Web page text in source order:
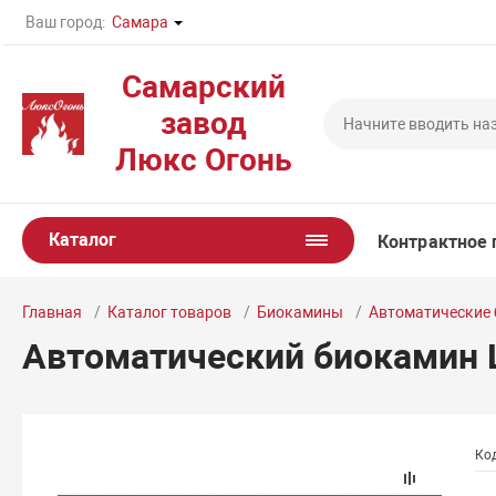
Ваш город: Самара
Самарский
завод
Люкс Огонь
Каталог Контрактное
Главная Каталог товаров Биокамины
Автоматический биокамин